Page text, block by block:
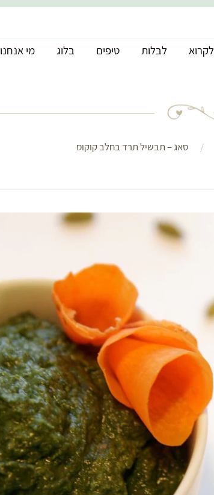
לקרוא לבלות טיפים בלוג מי אנחנו
סאג – תבשיל תרד בחלב קוקוס